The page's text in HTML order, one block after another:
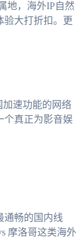
地，海外IP自然
验大打折扣。更
加速功能的网络
个真正为影音娱
通畅的国内线
摩洛哥这类海外